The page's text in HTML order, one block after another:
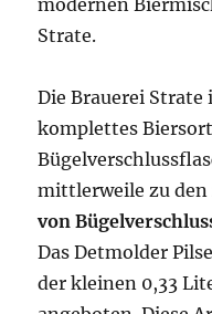
modernen
Strate.
Die Brauerei
komplettes
mittlerweile zu den
von
Das Detmolder
der kleinen 0,33